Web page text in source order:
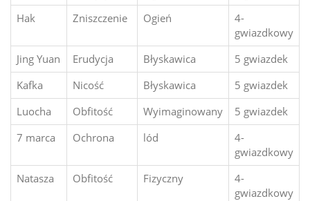
Hak
Zniszczenie Ogień
4-
gwiazdkowy
Jing Yuan
Erudycja Błyskawica
5 gwiazdek
Kafka
Nicość Błyskawica
5 gwiazdek
Luocha
Obfitość Wyimaginowany
5 gwiazdek
7 marca
Ochrona lód
4-
gwiazdkowy
Natasza
Obfitość Fizyczny
4-
gwiazdkowy